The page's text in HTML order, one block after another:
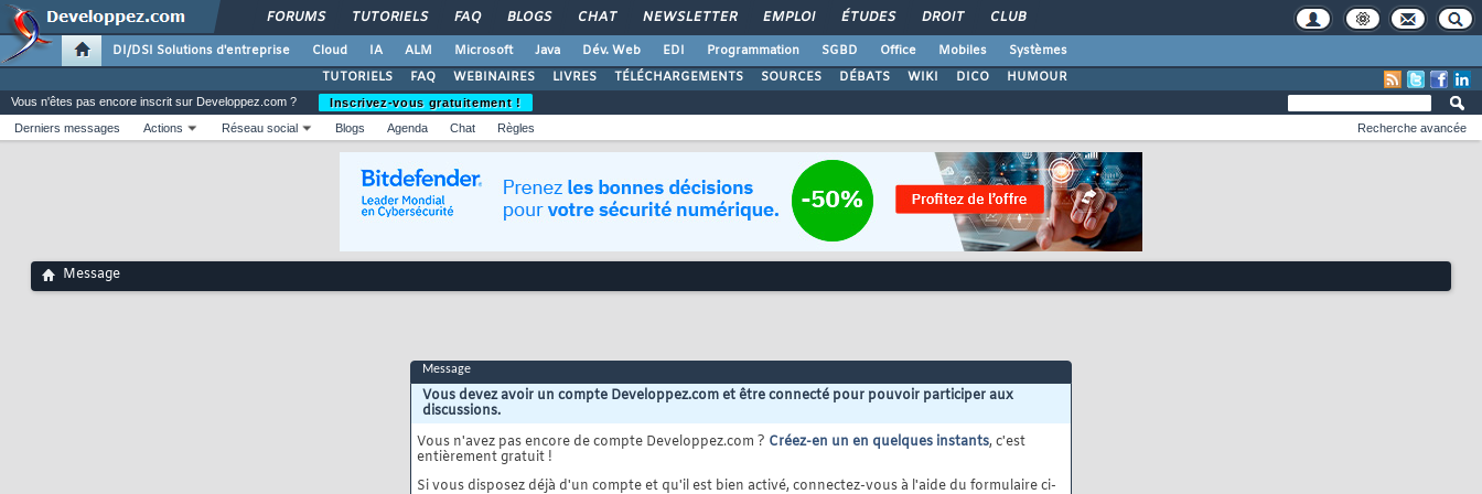
FORUMS TUTORIELS FAQ BLOGS CHAT NEWSLETTER EMPLOI ÉTUDES DROIT CLUB
DI/DSI Solutions d'entreprise Cloud IA ALM Microsoft Java Dév. Web EDI Programmation SGBD Office Mobiles
Systèmes
TUTORIELS
FAQ WEBINAIRES LIVRES TÉLÉCHARGEMENTS SOURCES DÉBATS WIKI DICO HUMOUR
Vous n'êtes pas encore inscrit sur Developpez.com ?
Inscrivez-vous gratuitement !
Derniers messages
Actions Réseau social Blogs Agenda Chat Règles Recherche avancée
Message
Message
Vous devez avoir un compte Developpez.com et être connecté pour pouvoir participer aux
discussions.
Vous n'avez pas encore de compte Developpez.com ? Créez-en un en quelques instants, c'est
entièrement gratuit !
Si vous disposez déjà d'un compte et qu'il est bien activé, connectez-vous à l'aide du formulaire ci-